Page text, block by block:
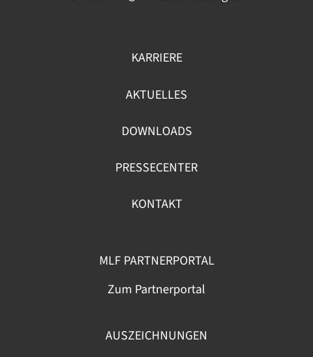
KARRIERE
AKTUELLES
DOWNLOADS
PRESSECENTER
KONTAKT
MLF PARTNERPORTAL
Zum Partnerportal
AUSZEICHNUNGEN